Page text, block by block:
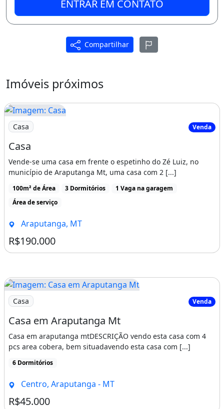
ENTRAR EM CONTATO
Compartilhar
Imóveis próximos
Imagem: Casa
Casa Venda
Casa
Vende-se uma casa em frente o espetinho do Zé Luiz, no
município de Araputanga Mt, uma casa com 2 [...]
100m² de Área 3 Dormitórios
1 Vaga na garagem
Área de serviço
Araputanga, MT
R$190.000
Imagem: Casa em Araputanga Mt
Casa Venda
Casa em Araputanga Mt
Casa em araputanga mtDESCRIÇÃO vendo esta casa com 4
pcs area cobera, bem situadavendo esta casa com [...]
6 Dormitórios
Centro, Araputanga - MT
R$45.000